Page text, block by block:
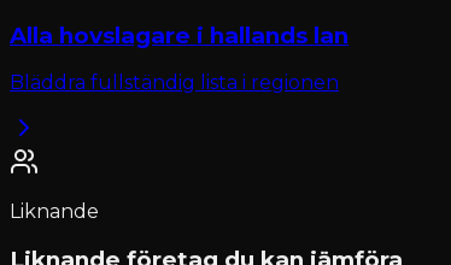
Alla hovslagare i hallands lan
Bläddra fullständig lista i regionen
Liknande